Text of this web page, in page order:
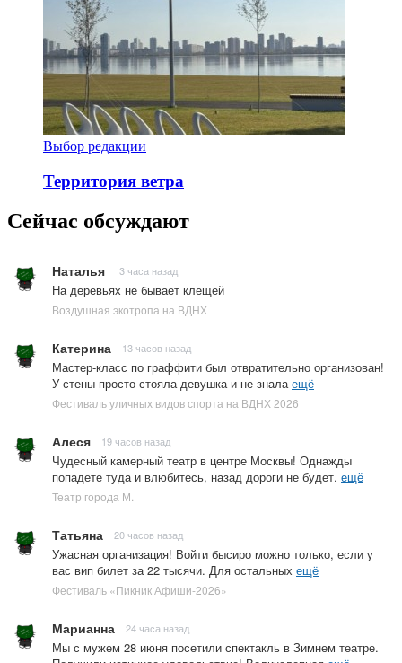
Выбор редакции
Территория ветра
Сейчас обсуждают
Наталья 3 часа назад
На деревьях не бывает клещей
Воздушная экотропа на ВДНХ
Катерина 13 часов назад
Мастер-класс по граффити был отвратительно организован!
У стены просто стояла девушка и не зналаещё
Фестиваль уличных видов спорта на ВДНХ 2026
Алеся 19 часов назад
Чудесный камерный театр в центре Москвы! Однажды
попадете туда и влюбитесь, назад дороги не будет. ещё
Театр города М.
Татьяна 20 часов назад
Ужасная организация! Войти бысиро можно только, если у
вас вип билет за 22 тысячи. Для остальных ещё
Фестиваль «Пикник Афиши-2026»
Марианна 24 часа назад
Мы с мужем 28 июня посетили спектакль в Зимнем театре.